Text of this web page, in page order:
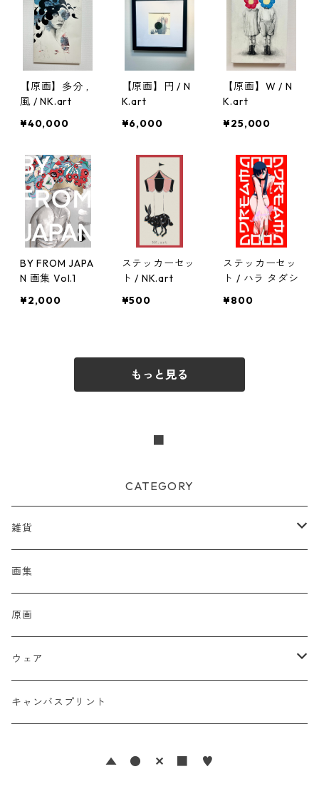
【原画】多分 ,
風 / NK.art
¥40,000
【原画】円 / N
K.art
¥6,000
【原画】W / N
K.art
¥25,000
BY FROM JAPA
N 画集 Vol.1
¥2,000
ステッカーセッ
ト / NK.art
¥500
ステッカーセッ
ト / ハラ タダシ
¥800
もっと見る
CATEGORY
雑貨
財布
小銭入れ
ポーチ
ミラー
バッグ
画集
原画
ウェア
Tシャツ
キャンバスプリント
▲ ● ✕ ■ ♥